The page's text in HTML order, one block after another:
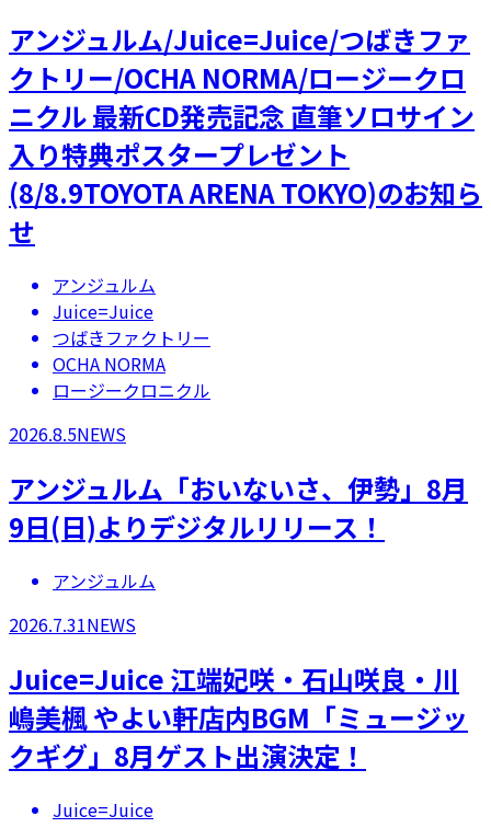
アンジュルム/Juice=Juice/つばきファ
クトリー/OCHA NORMA/ロージークロ
ニクル 最新CD発売記念 直筆ソロサイン
入り特典ポスタープレゼント
(8/8.9TOYOTA ARENA TOKYO)のお知ら
せ
アンジュルム
Juice=Juice
つばきファクトリー
OCHA NORMA
ロージークロニクル
2026.8.5NEWS
アンジュルム「おいないさ、伊勢」8月
9日(日)よりデジタルリリース！
アンジュルム
2026.7.31NEWS
Juice=Juice 江端妃咲・石山咲良・川
嶋美楓 やよい軒店内BGM「ミュージッ
クギグ」8月ゲスト出演決定！
Juice=Juice